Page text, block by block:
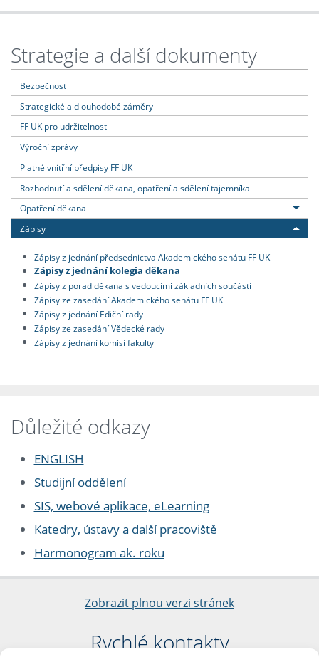
Strategie a další dokumenty
Bezpečnost
Strategické a dlouhodobé záměry
FF UK pro udržitelnost
Výroční zprávy
Platné vnitřní předpisy FF UK
Rozhodnutí a sdělení děkana, opatření a sdělení tajemníka
Opatření děkana
Zápisy
Zápisy z jednání předsednictva Akademického senátu FF UK
Zápisy z jednání kolegia děkana
Zápisy z porad děkana s vedoucími základních součástí
Zápisy ze zasedání Akademického senátu FF UK
Zápisy z jednání Ediční rady
Zápisy ze zasedání Vědecké rady
Zápisy z jednání komisí fakulty
Důležité odkazy
ENGLISH
Studijní oddělení
SIS, webové aplikace, eLearning
Katedry, ústavy a další pracoviště
Harmonogram ak. roku
Zobrazit plnou verzi stránek
Rychlé kontakty